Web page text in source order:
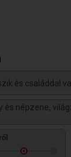
és családdal
és népzene,